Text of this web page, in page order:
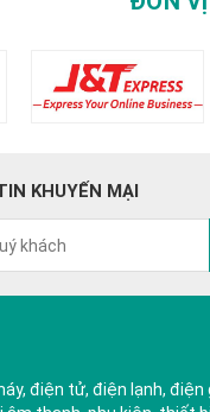
KHUYẾN MẠI
điện tử, điện lạnh, điện